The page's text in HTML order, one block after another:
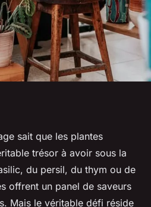
pour déplacer
de plantes
pots?
sait que les plantes
trésor à avoir sous la
du persil, du thym ou de
offrent un panel de saveurs
Mais le véritable défi réside